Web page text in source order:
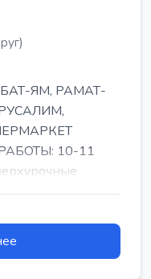
ЯМ, РАМАТ-
10-11